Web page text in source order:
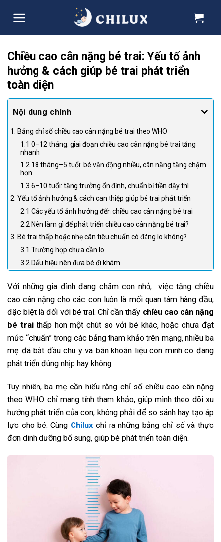
Chiều cao cân nặng bé trai: Yếu tố ảnh
hưởng & cách giúp bé trai phát triển
toàn diện
1. Bảng chỉ số chiều cao cân nặng bé trai theo WHO
1.1 0–12 tháng: giai đoạn chiều cao cân nặng bé trai tăng
nhanh
1.2 18 tháng–5 tuổi: bé vận động nhiều, cân nặng tăng chậm
hơn
1.3 6–10 tuổi: tăng trưởng ổn định, chuẩn bị tiền dậy thì
2. Yếu tố ảnh hưởng & cách can thiệp giúp bé trai phát triển
2.1 Các yếu tố ảnh hưởng đến chiều cao cân nặng bé trai
2.2 Nên làm gì để phát triển chiều cao cân nặng bé trai?
3. Bé trai thấp hoặc nhẹ cân tiêu chuẩn có đáng lo không?
3.1 Trường hợp chưa cần lo
3.2 Dấu hiệu nên đưa bé đi khám
Với những gia đình đang chăm con nhỏ, việc tăng chiều
cao cân nặng cho các con luôn là mối quan tâm hàng đầu,
đặc biệt là đối với bé trai. Chỉ cần thấy chiều cao cân nặng
bé traithấp hơn một chút so với bé khác, hoặc chưa đạt
mức “chuẩn” trong các bảng tham khảo trên mạng, nhiều ba
mẹ đã bắt đầu chú ý và băn khoăn liệu con mình có đang
phát triển đúng nhịp hay không.
Tuy nhiên, ba mẹ cần hiểu rằng chỉ số chiều cao cân nặng
theo WHO chỉ mang tính tham khảo, giúp mình theo dõi xu
hướng phát triển của con, không phải để so sánh hay tạo áp
lực cho bé. Cùng Chilux chỉ ra những bảng chỉ số và thực
đơn dinh dưỡng bổ sung, giúp bé phát triển toàn diện.